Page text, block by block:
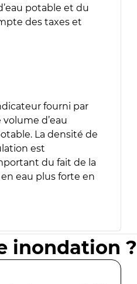
potable et du
des taxes et
fourni par
d’eau
La densité de
est
du fait de la
eau plus forte en
inondation ?